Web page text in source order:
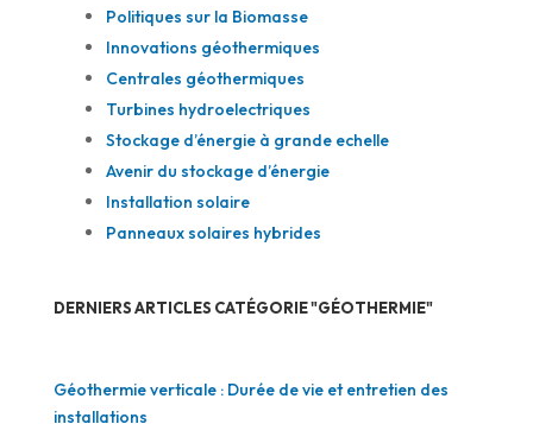
Politiques sur la Biomasse
Innovations géothermiques
Centrales géothermiques
Turbines hydroelectriques
Stockage d’énergie à grande echelle
Avenir du stockage d’énergie
Installation solaire
Panneaux solaires hybrides
DERNIERS ARTICLES CATÉGORIE "GÉOTHERMIE"
Géothermie verticale : Durée de vie et entretien des
installations